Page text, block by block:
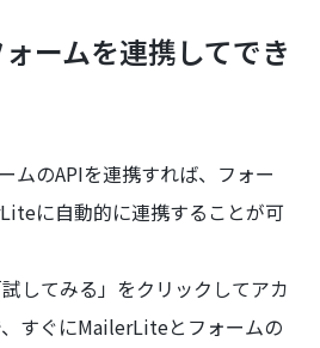
ームを連携してでき
ムのAPIを連携すれば、フォー
に自動的に連携することが可
してみる」をクリックしてアカ
すぐにMailerLiteとフォームの